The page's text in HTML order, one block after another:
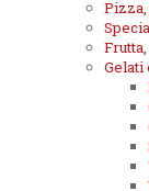
Pizza,
Gelati